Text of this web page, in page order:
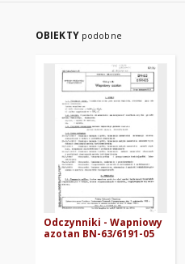
OBIEKTY podobne
Odczynniki - Wapniowy
azotan BN-63/6191-05